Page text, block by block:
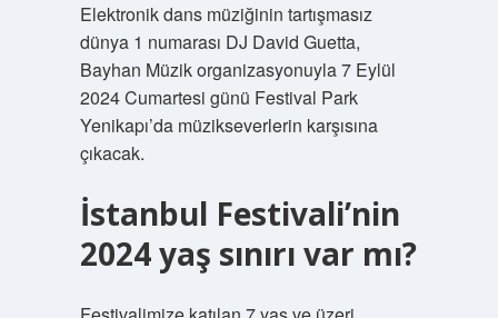
Elektronik dans müziğinin tartışmasız
dünya 1 numarası DJ David Guetta,
Bayhan Müzik organizasyonuyla 7 Eylül
2024 Cumartesi günü Festival Park
Yenikapı’da müzikseverlerin karşısına
çıkacak.
İstanbul Festivali’nin
2024 yaş sınırı var mı?